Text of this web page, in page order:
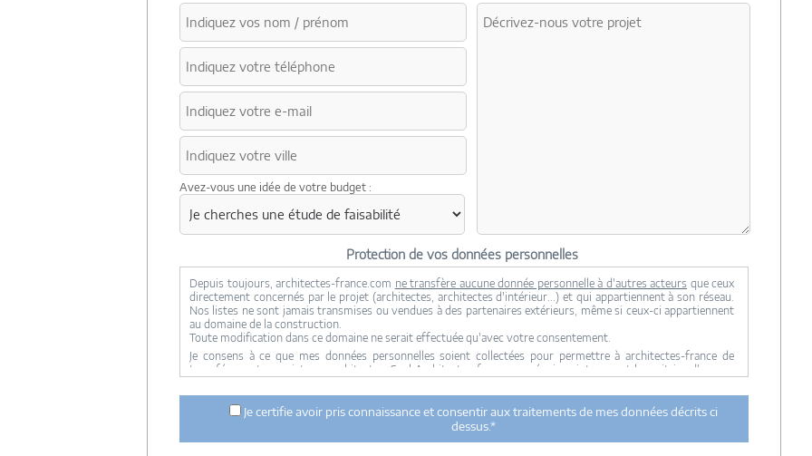
Avez-vous une idée de votre budget :
Protection de vos données personnelles
Depuis toujours, architectes-france.com ne transfère aucune donnée personnelle à d'autres acteurs que ceux
directement concernés par le projet (architectes, architectes d'intérieur...) et qui appartiennent à son réseau.
Nos listes ne sont jamais transmises ou vendues à des partenaires extérieurs, même si ceux-ci appartiennent
au domaine de la construction.
Toute modification dans ce domaine ne serait effectuée qu'avec votre consentement.
Je consens à ce que mes données personnelles soient collectées pour permettre à architectes-france de
transférer votre projet aux architectes. Seul Architectes-france, ses équipes internes et la maitrise d'oeuvre
ci dessus n'est réalisée.
Mes données téléphoniques seront uniquement utilisées par Architectes-france.com et les architectes de
notre réseau dans le cadre de la qualification et du suivi de mon projet.
Les données sont conservées pendant une durée de 18 mois courant à partir des derniers contacts effectifs
Je certifie avoir pris connaissance et consentir aux traitements de mes données décrits ci
dessus.*